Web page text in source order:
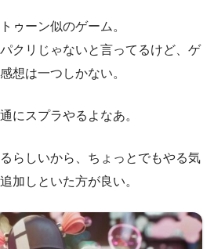
ゥーン似のゲーム。
クリじゃないと言ってるけど、ゲ
想は一つしかない。
にスプラやるよなあ。
らしいから、ちょっとでもやる気
加しといた方が良い。